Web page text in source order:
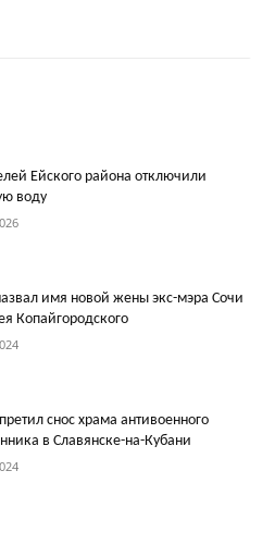
Ейского района отключили
воду
имя новой жены экс-мэра Сочи
Копайгородского
снос храма антивоенного
в Славянске-на-Кубани